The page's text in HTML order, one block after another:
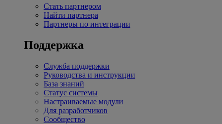
Стать партнером
Найти партнера
Партнеры по интеграции
Поддержка
Служба поддержки
Руководства и инструкции
База знаний
Статус системы
Настраиваемые модули
Для разработчиков
Сообщество